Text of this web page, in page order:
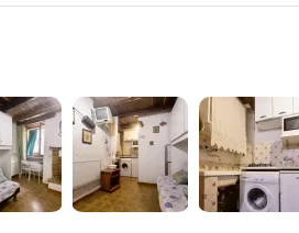
posti letto presenti in casa